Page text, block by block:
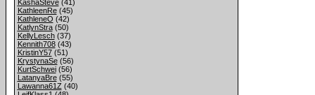
KashaSteve(41)
KathleenRe(45)
KathleneO (42)
KatlynStra(50)
KellyLesch(37)
Kennith708(43)
KristinY57(51)
KrystynaSe(56)
KurtSchwei(56)
LatanyaBre(55)
Lawanna61Z (40)